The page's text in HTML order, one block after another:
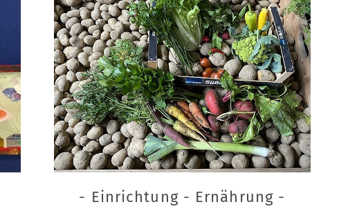
- Einrichtung - Ernährung -